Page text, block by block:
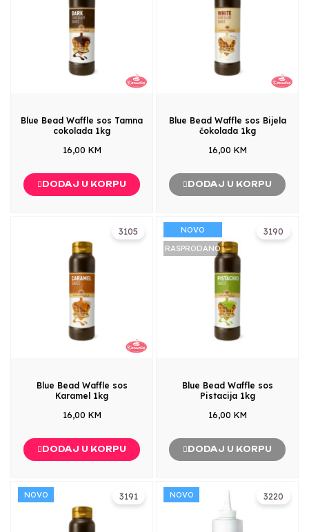
Blue Bead Waffle sos Tamna
cokolada 1kg
16,00 KM
DODAJ U KORPU
Blue Bead Waffle sos Bijela
čokolada 1kg
16,00 KM
DODAJ U KORPU
3105
Blue Bead Waffle sos
Karamel 1kg
16,00 KM
DODAJ U KORPU
3190
NOVO
RASPRODANO
Blue Bead Waffle sos
Pistacija 1kg
16,00 KM
DODAJ U KORPU
3191
NOVO 3220
NOVO